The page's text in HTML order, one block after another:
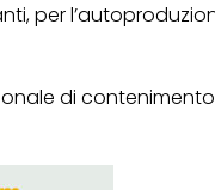
per
di